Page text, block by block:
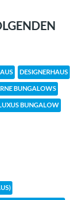
DESIGNERHAUS
BUNGALOWS
BUNGALOW